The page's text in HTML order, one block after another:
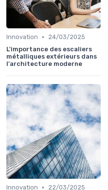
Innovation •
24/03/2025
L'importance des escaliers
métalliques extérieurs dans
l'architecture moderne
Innovation •
22/03/2025